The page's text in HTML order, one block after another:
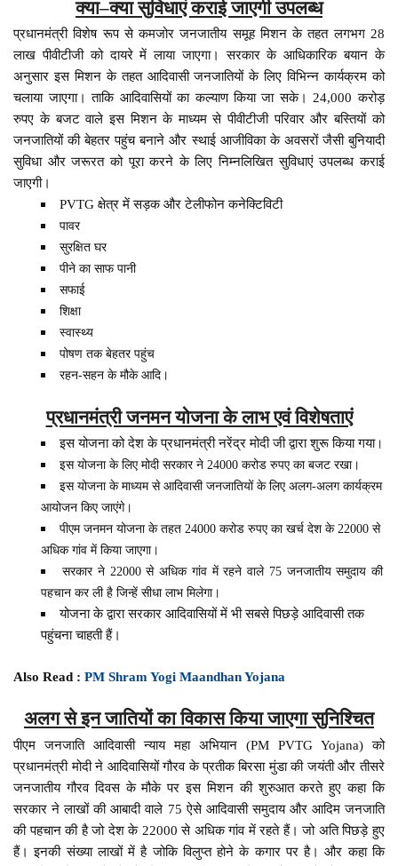
क्या–क्या सुविधाएं कराई जाएगी उपलब्ध
प्रधानमंत्री विशेष रूप से कमजोर जनजातीय समूह मिशन के तहत लगभग 28
लाख पीवीटीजी को दायरे में लाया जाएगा। सरकार के आधिकारिक बयान के
अनुसार इस मिशन के तहत आदिवासी जनजातियों के लिए विभिन्न कार्यक्रम को
चलाया जाएगा। ताकि आदिवासियों का कल्याण किया जा सके। 24,000 करोड़
रुपए के बजट वाले इस मिशन के माध्यम से पीवीटीजी परिवार और बस्तियों को
जनजातियों की बेहतर पहुंच बनाने और स्थाई आजीविका के अवसरों जैसी बुनियादी
सुविधा और जरूरत को पूरा करने के लिए निम्नलिखित सुविधाएं उपलब्ध कराई
जाएगी।
PVTG क्षेत्र में सड़क और टेलीफोन कनेक्टिविटी
पावर
सुरक्षित घर
पीने का साफ पानी
सफाई
शिक्षा
स्वास्थ्य
पोषण तक बेहतर पहुंच
रहन-सहन के मौके आदि।
प्रधानमंत्री जनमन योजना के लाभ एवं विशेषताएं
इस योजना को देश के प्रधानमंत्री नरेंद्र मोदी जी द्वारा शुरू किया गया।
इस योजना के लिए मोदी सरकार ने 24000 करोड रुपए का बजट रखा।
इस योजना के माध्यम से आदिवासी जनजातियों के लिए अलग-अलग कार्यक्रम
आयोजन किए जाएंगे।
पीएम जनमन योजना के तहत 24000 करोड रुपए का खर्च देश के 22000 से
अधिक गांव में किया जाएगा।
सरकार ने 22000 से अधिक गांव में रहने वाले 75 जनजातीय समुदाय की
पहचान कर ली है जिन्हें सीधा लाभ मिलेगा।
योजना के द्वारा सरकार आदिवासियों में भी सबसे पिछड़े आदिवासी तक
पहुंचना चाहती हैं।
Also Read :PM Shram Yogi Maandhan Yojana
अलग से इन जातियों का विकास किया जाएगा सुनिश्चित
पीएम जनजाति आदिवासी न्याय महा अभियान (PM PVTG Yojana) को
प्रधानमंत्री मोदी ने आदिवासियों गौरव के प्रतीक बिरसा मुंडा की जयंती और तीसरे
जनजातीय गौरव दिवस के मौके पर इस मिशन की शुरुआत करते हुए कहा कि
सरकार ने लाखों की आबादी वाले 75 ऐसे आदिवासी समुदाय और आदिम जनजाति
की पहचान की है जो देश के 22000 से अधिक गांव में रहते हैं। जो अति पिछड़े हुए
हैं। इनकी संख्या लाखों में है जोकि विलुप्त होने के कगार पर है। और कहा कि